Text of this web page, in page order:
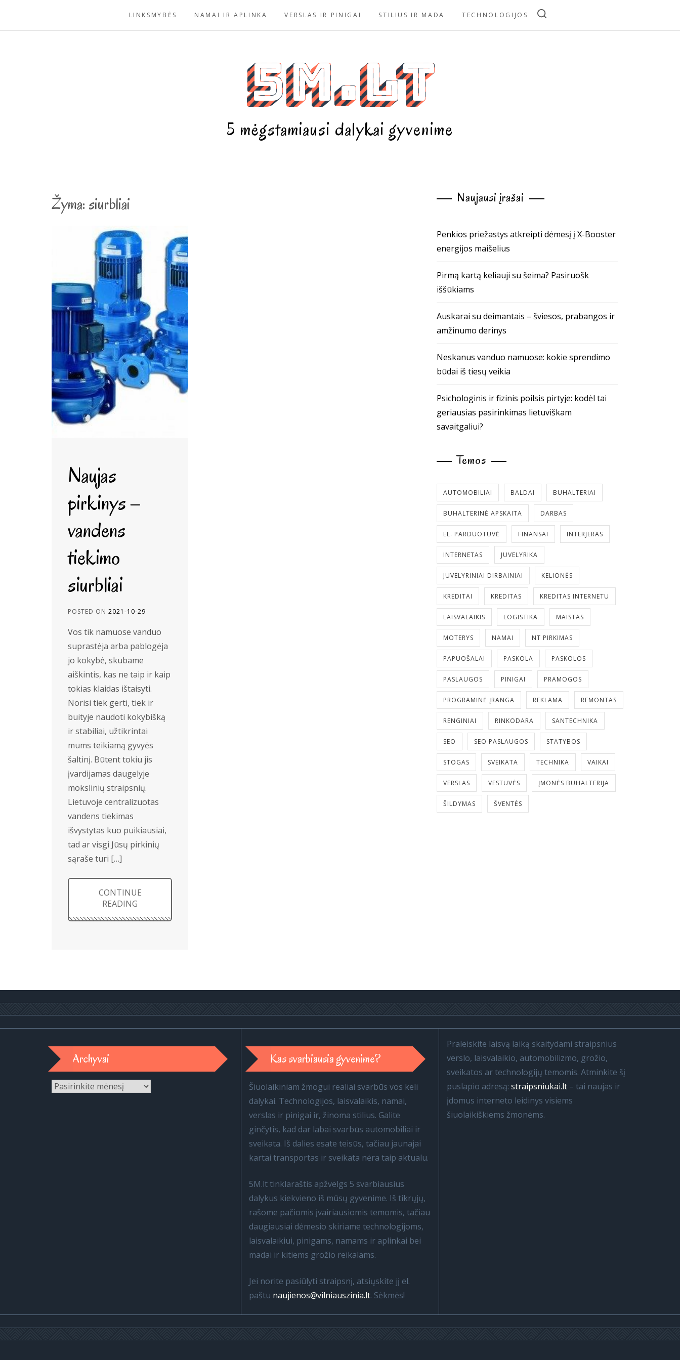
LINKSMYBĖS NAMAI IR APLINKA VERSLAS IR PINIGAI STILIUS IR MADA TECHNOLOGIJOS
5m.lt
5 mėgstamiausi dalykai gyvenime
Žyma: siurbliai
Naujas
pirkinys –
vandens
tiekimo
siurbliai
POSTED ON 2021-10-29
Vos tik namuose vanduo
suprastėja arba pablogėja
jo kokybė, skubame
aiškintis, kas ne taip ir kaip
tokias klaidas ištaisyti.
Norisi tiek gerti, tiek ir
buityje naudoti kokybišką
ir stabiliai, užtikrintai
mums teikiamą gyvyės
šaltinį. Būtent tokiu jis
įvardijamas daugelyje
mokslinių straipsnių.
Lietuvoje centralizuotas
vandens tiekimas
išvystytas kuo puikiausiai,
tad ar visgi Jūsų pirkinių
sąraše turi […]
CONTINUE
READING
Naujausi įrašai
Penkios priežastys atkreipti dėmesį į X-Booster
energijos maišelius
Pirmą kartą keliauji su šeima? Pasiruošk
iššūkiams
Auskarai su deimantais – šviesos, prabangos ir
amžinumo derinys
Neskanus vanduo namuose: kokie sprendimo
būdai iš tiesų veikia
Psichologinis ir fizinis poilsis pirtyje: kodėl tai
geriausias pasirinkimas lietuviškam
savaitgaliui?
Temos
AUTOMOBILIAI BALDAI BUHALTERIAI
BUHALTERINĖ APSKAITA DARBAS
EL. PARDUOTUVĖ FINANSAI INTERJERAS
INTERNETAS JUVELYRIKA
JUVELYRINIAI DIRBAINIAI KELIONĖS
KREDITAI KREDITAS KREDITAS INTERNETU
LAISVALAIKIS LOGISTIKA MAISTAS
MOTERYS NAMAI NT PIRKIMAS
PAPUOŠALAI PASKOLA PASKOLOS
PASLAUGOS PINIGAI PRAMOGOS
PROGRAMINĖ ĮRANGA REKLAMA REMONTAS
RENGINIAI RINKODARA SANTECHNIKA
SEO SEO PASLAUGOS STATYBOS
STOGAS SVEIKATA TECHNIKA VAIKAI
VERSLAS VESTUVĖS ĮMONĖS BUHALTERIJA
ŠILDYMAS ŠVENTĖS
Archyvai
Archyvai
Kas svarbiausia gyvenime?
Šiuolaikiniam žmogui realiai svarbūs vos keli
dalykai. Technologijos, laisvalaikis, namai,
verslas ir pinigai ir, žinoma stilius. Galite
ginčytis, kad dar labai svarbūs automobiliai ir
sveikata. Iš dalies esate teisūs, tačiau jaunajai
kartai transportas ir sveikata nėra taip aktualu.
5M.lt tinklaraštis apžvelgs 5 svarbiausius
dalykus kiekvieno iš mūsų gyvenime. Iš tikrųjų,
rašome pačiomis įvairiausiomis temomis, tačiau
daugiausiai dėmesio skiriame technologijoms,
laisvalaikiui, pinigams, namams ir aplinkai bei
madai ir kitiems grožio reikalams.
Jei norite pasiūlyti straipsnį, atsiųskite jį el.
paštu naujienos@vilniauszinia.lt. Sėkmės!
Praleiskite laisvą laiką skaitydami straipsnius
verslo, laisvalaikio, automobilizmo, grožio,
sveikatos ar technologijų temomis. Atminkite šį
puslapio adresą: straipsniukai.lt– tai naujas ir
įdomus interneto leidinys visiems
šiuolaikiškiems žmonėms.